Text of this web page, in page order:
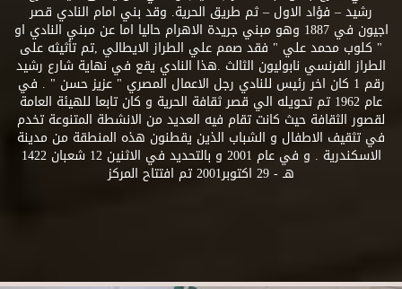
رشيد – فؤاد الاول – ثم طريق الحرية. وقد بني امام النادي قصر
اجيون في 1887 وهو مبني جريدة الاهرام حاليا اما عن مبني النادي او
" كلوب محمد علي " فقد صمم علي الطراز الايطالي ,تم تأثيثه على
الطراز الفرنسي نابوليون الثالث .هذا النادي يقع في نهاية شارع رشيد
رقم 1 كان اخر رئيس للنادي رجل الاعمال المصري " عزيز حسن " . في
عام 1962 تم تحويله الي قصر ثقافة الحرية و كان تابعا للهيئة العامة
لقصور الثقافة حيث كانت تقام فيه العديد من الانشطة المتنوعة تخدم
في تثقيف الاطفال و الشباب الذين يقطنون هذه المنطقة من مدينة
الاسكندرية . و في عام 2001 و بالتحديد في الاثنين 12 شعبان 1422
هـ - 29 اكتوبر2001 تم افتتاح المركز